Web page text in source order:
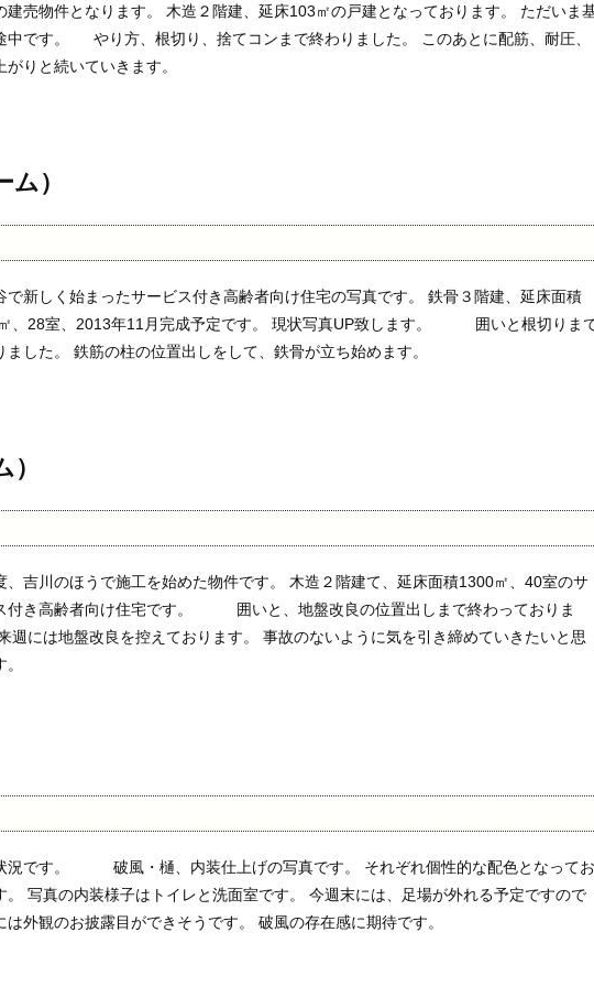
建売物件となります。 木造２階建、延床103㎡の戸建となっております。 ただいま
中です。 やり方、根切り、捨てコンまで終わりました。 このあとに配筋、耐圧、
がりと続いていきます。
）
で新しく始まったサービス付き高齢者向け住宅の写真です。 鉄骨３階建、延床面積
、28室、2013年11月完成予定です。 現状写真UP致します。 囲いと根切りま
ました。 鉄筋の柱の位置出しをして、鉄骨が立ち始めます。
、吉川のほうで施工を始めた物件です。 木造２階建て、延床面積1300㎡、40室のサ
付き高齢者向け住宅です。 囲いと、地盤改良の位置出しまで終わっておりま
週には地盤改良を控えております。 事故のないように気を引き締めていきたいと思
況です。 破風・樋、内装仕上げの写真です。 それぞれ個性的な配色となって
。 写真の内装様子はトイレと洗面室です。 今週末には、足場が外れる予定ですので
は外観のお披露目ができそうです。 破風の存在感に期待です。